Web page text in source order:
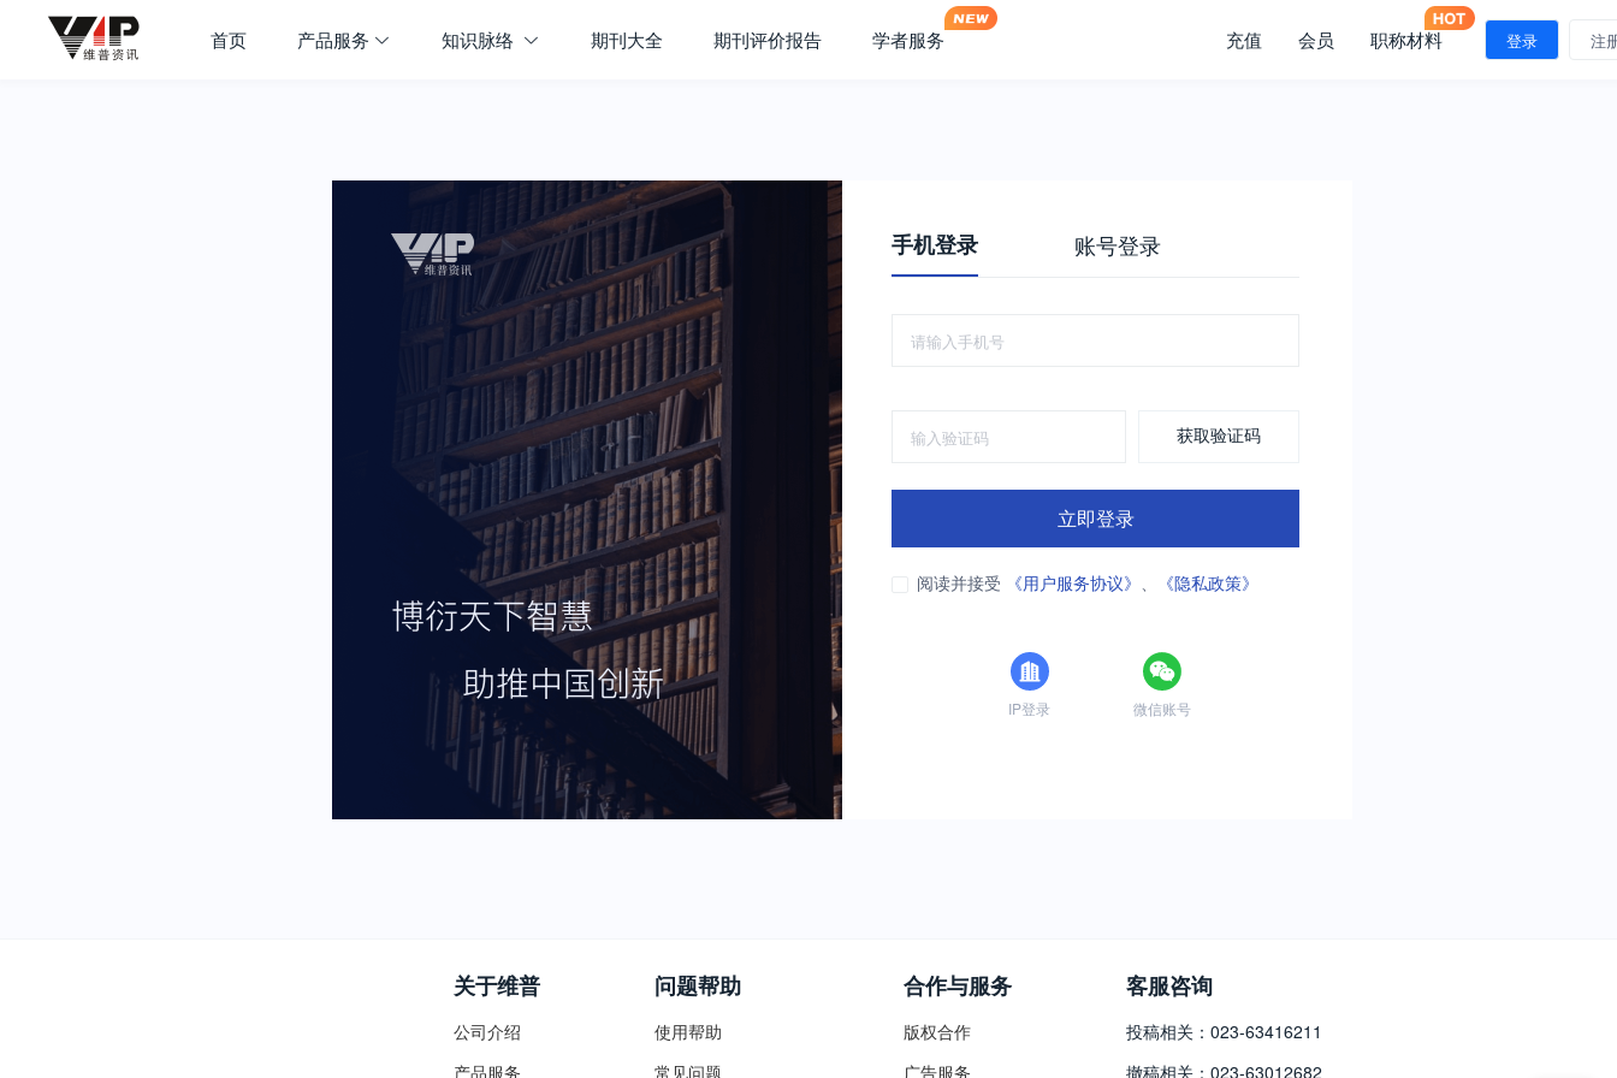
首页 产品服务 知识脉络 期刊大全 期刊评价报告 学者服务 充值 会员 职称材料 登录 注
手机登录 账号登录
获取验证码
立即登录
阅读并接受 《用户服务协议》 、 《隐私政策》
IP登录 微信账号
关于维普
公司介绍
产品服务
问题帮助
使用帮助
常见问题
合作与服务
版权合作
广告服务
客服咨询
投稿相关：023-63416211
撤稿相关：023-63012682